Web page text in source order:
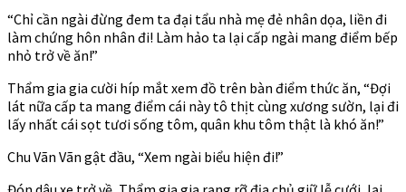
“Chỉ cần ngài đừng đem ta đại tẩu nhà mẹ đẻ nhân dọa, liền đi
làm chứng hôn nhân đi! Làm hảo ta lại cấp ngài mang điểm bếp
nhỏ trở về ăn!”
Thẩm gia gia cười híp mắt xem đồ trên bàn điểm thức ăn, “Đợi
lát nữa cấp ta mang điểm cái này tô thịt cùng xương sườn, lại đi
lấy nhất cái sọt tươi sống tôm, quân khu tôm thật là khó ăn!”
Chu Vãn Vãn gật đầu, “Xem ngài biểu hiện đi!”